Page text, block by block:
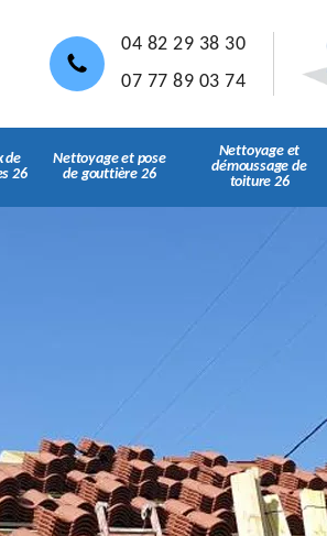
04 82 29 38 30
07 77 89 03 74
de
26
Nettoyage et pose
de gouttière 26
Nettoyage et
démoussage de
toiture 26